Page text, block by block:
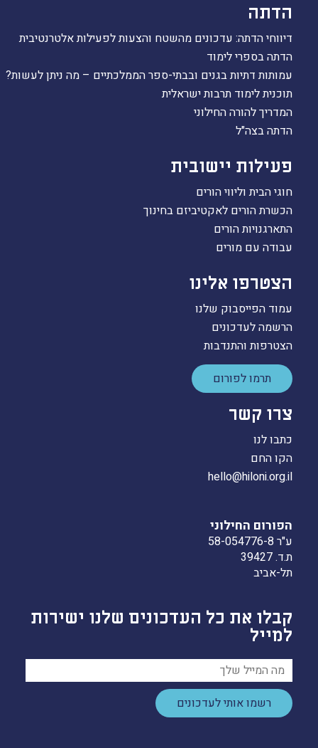
הדתה
דיווחי הדתה: עדכונים מהשטח והצעות לפעילות אלטרנטיבית
הדתה בספרי לימוד
עמותות דתיות בגנים ובבתי-ספר הממלכתיים – מה ניתן לעשות?
תוכנית לימוד תרבות ישראלית
המדריך להורה החילוני
הדתה בצה"ל
פעילות יישובית
חוגי הבית וליווי הורים
הכשרת הורים לאקטיביזם בחינוך
התארגנויות הורים
עבודה עם מורים
הצטרפו אלינו
עמוד הפייסבוק שלנו
הרשמה לעדכונים
הצטרפות והתנדבות
תרמו לפורום
צרו קשר
כתבו לנו
הקו החם
hello@hiloni.org.il
קבלו את כל העדכונים שלנו ישירות
למייל
רשמו אותי לעדכונים
הפורום החילוני
ע"ר 58-054776-8
ת.ד. 39427
תל-אביב